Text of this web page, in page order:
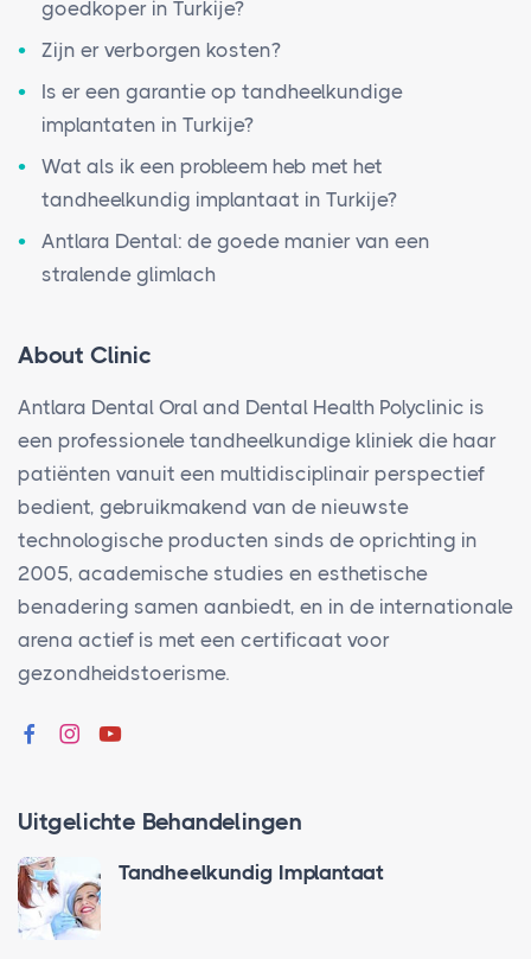
goedkoper in Turkije?
Zijn er verborgen kosten?
Is er een garantie op tandheelkundige
implantaten in Turkije?
Wat als ik een probleem heb met het
tandheelkundig implantaat in Turkije?
Antlara Dental: de goede manier van een
stralende glimlach
About Clinic
Antlara Dental Oral and Dental Health Polyclinic is
een professionele tandheelkundige kliniek die haar
patiënten vanuit een multidisciplinair perspectief
bedient, gebruikmakend van de nieuwste
technologische producten sinds de oprichting in
2005, academische studies en esthetische
benadering samen aanbiedt, en in de internationale
arena actief is met een certificaat voor
gezondheidstoerisme.
Uitgelichte Behandelingen
Tandheelkundig Implantaat